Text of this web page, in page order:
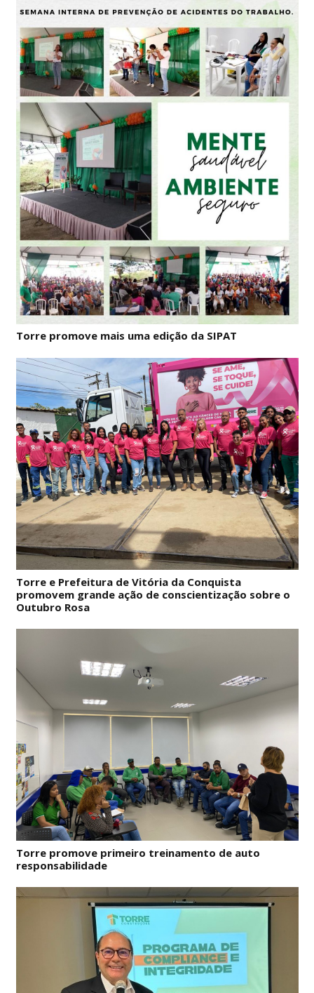
Torre promove mais uma edição da SIPAT
Torre e Prefeitura de Vitória da Conquista
promovem grande ação de conscientização sobre o
Outubro Rosa
Torre promove primeiro treinamento de auto
responsabilidade